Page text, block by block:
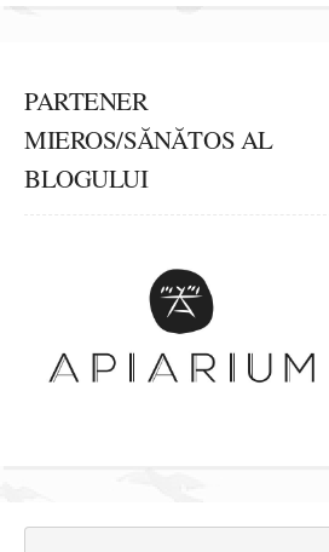
PARTENER
MIEROS/SĂNĂTOS AL
BLOGULUI